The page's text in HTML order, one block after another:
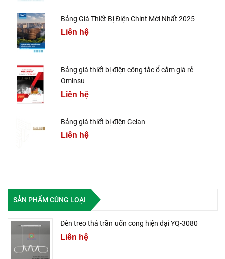
Bảng Giá Thiết Bị Điện Chint Mới Nhất 2025
Liên hệ
Bảng giá thiết bị điện công tắc ổ cắm giá rẻ
Ominsu
Liên hệ
Bảng giá thiết bị điện Gelan
Liên hệ
SẢN PHẨM CÙNG LOẠI
Đèn treo thả trần uốn cong hiện đại YQ-3080
Liên hệ